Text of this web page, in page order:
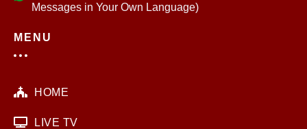
Messages in Your Own Language)
MENU
HOME
LIVE TV